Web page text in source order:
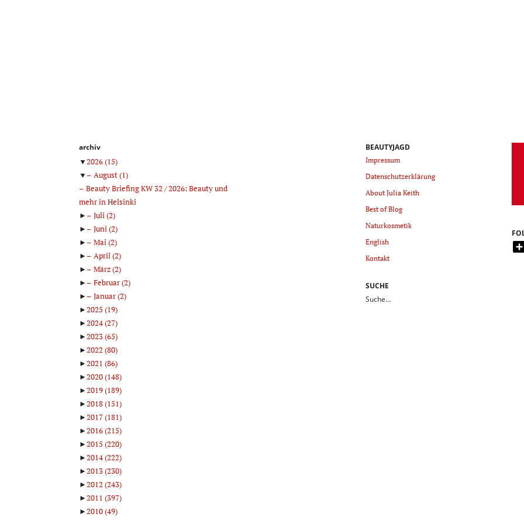
archiv
▼2026(15)
▼
August(1)
Beauty Briefing KW 32 / 2026: Beauty und
mehr in Helsinki
►
Juli(2)
►
Juni(2)
►
Mai(2)
►
April(2)
►
März(2)
►
Februar(2)
►
Januar(2)
►2025 (19)
►2024(27)
►2023(65)
►2022 (80)
►2021 (86)
►2020(148)
►2019(189)
►2018(151)
►2017(181)
►2016(215)
►2015 (220)
►2014(222)
►2013(230)
►2012 (243)
►2011 (397)
►2010(49)
BEAUTYJAGD
Impressum
Datenschutzerklärung
About Julia Keith
Best of Blog
Naturkosmetik
English
Kontakt
SUCHE